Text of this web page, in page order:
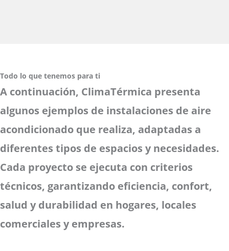
Todo lo que tenemos para ti
A continuación, ClimaTérmica presenta
algunos ejemplos de instalaciones de aire
acondicionado que realiza, adaptadas a
diferentes tipos de espacios y necesidades.
Cada proyecto se ejecuta con criterios
técnicos, garantizando eficiencia, confort,
salud y durabilidad en hogares, locales
comerciales y empresas.